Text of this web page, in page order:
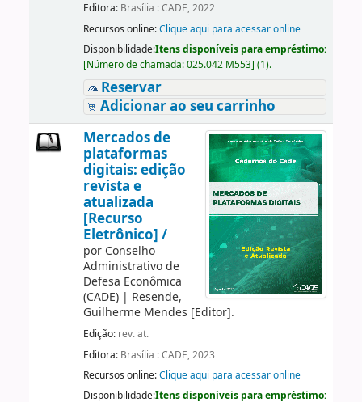
Editora: Brasília : CADE, 2022
Recursos online:Clique aqui para acessar online
Disponibilidade:Itens disponíveis para empréstimo:
[Número de chamada:025.042 M553] (1).
Reservar
Adicionar ao seu carrinho
Mercados de
plataformas
digitais: edição
revista e
atualizada
[Recurso
Eletrônico] /
por Conselho
Administrativo de
Defesa Econômica
(CADE)| Resende,
Guilherme Mendes [Editor].
Edição: rev. at.
Editora: Brasília : CADE, 2023
Recursos online:Clique aqui para acessar online
Disponibilidade:Itens disponíveis para empréstimo: